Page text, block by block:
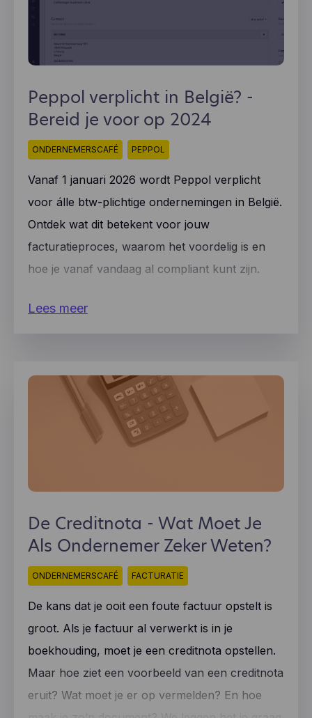
Peppol verplicht in België? -
Bereid je voor op 2024
ONDERNEMERSCAFÉ PEPPOL
Vanaf 1 januari 2026 wordt Peppol verplicht
voor álle btw-plichtige ondernemingen in België.
Ontdek wat dit betekent voor jouw
facturatieproces, waarom het voordelig is en
hoe je vanaf vandaag al compliant kunt zijn.
Lees meer
De Creditnota - Wat Moet Je
Als Ondernemer Zeker Weten?
ONDERNEMERSCAFÉ FACTURATIE
De kans dat je ooit een foute factuur opstelt is
groot. Als je factuur al verwerkt is in je
boekhouding, moet je een creditnota opstellen.
Maar hoe ziet een voorbeeld van een creditnota
eruit? Wat moet je er op vermelden? En hoe